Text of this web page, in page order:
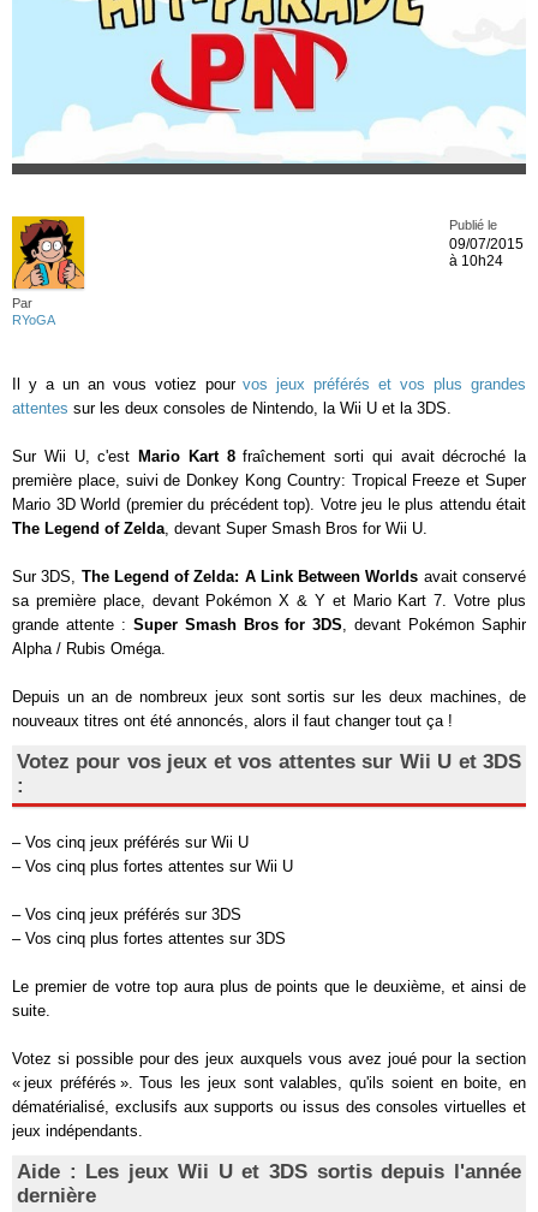
Par
RYoGA
Publié le
09/07/2015
à 10h24
Il y a un an vous votiez pourvos jeux préférés et vos plus grandes
attentes sur les deux consoles de Nintendo, la Wii U et la 3DS.
Sur Wii U, c'est Mario Kart 8fraîchement sorti qui avait décroché la
première place, suivi de Donkey Kong Country: Tropical Freeze et Super
Mario 3D World (premier du précédent top). Votre jeu le plus attendu était
The Legend of Zelda, devant Super Smash Bros for Wii U.
Sur 3DS, The Legend of Zelda: A Link Between Worlds avait conservé
sa première place, devant Pokémon X & Y et Mario Kart 7. Votre plus
grande attente : Super Smash Bros for 3DS, devant Pokémon Saphir
Alpha / Rubis Oméga.
Depuis un an de nombreux jeux sont sortis sur les deux machines, de
nouveaux titres ont été annoncés, alors il faut changer tout ça !
Votez pour vos jeux et vos attentes sur Wii U et 3DS
:
– Vos cinq jeux préférés sur Wii U
– Vos cinq plus fortes attentes sur Wii U
– Vos cinq jeux préférés sur 3DS
– Vos cinq plus fortes attentes sur 3DS
Le premier de votre top aura plus de points que le deuxième, et ainsi de
suite.
Votez si possible pour des jeux auxquels vous avez joué pour la section
« jeux préférés ». Tous les jeux sont valables, qu'ils soient en boite, en
dématérialisé, exclusifs aux supports ou issus des consoles virtuelles et
jeux indépendants.
Aide : Les jeux Wii U et 3DS sortis depuis l'année
dernière